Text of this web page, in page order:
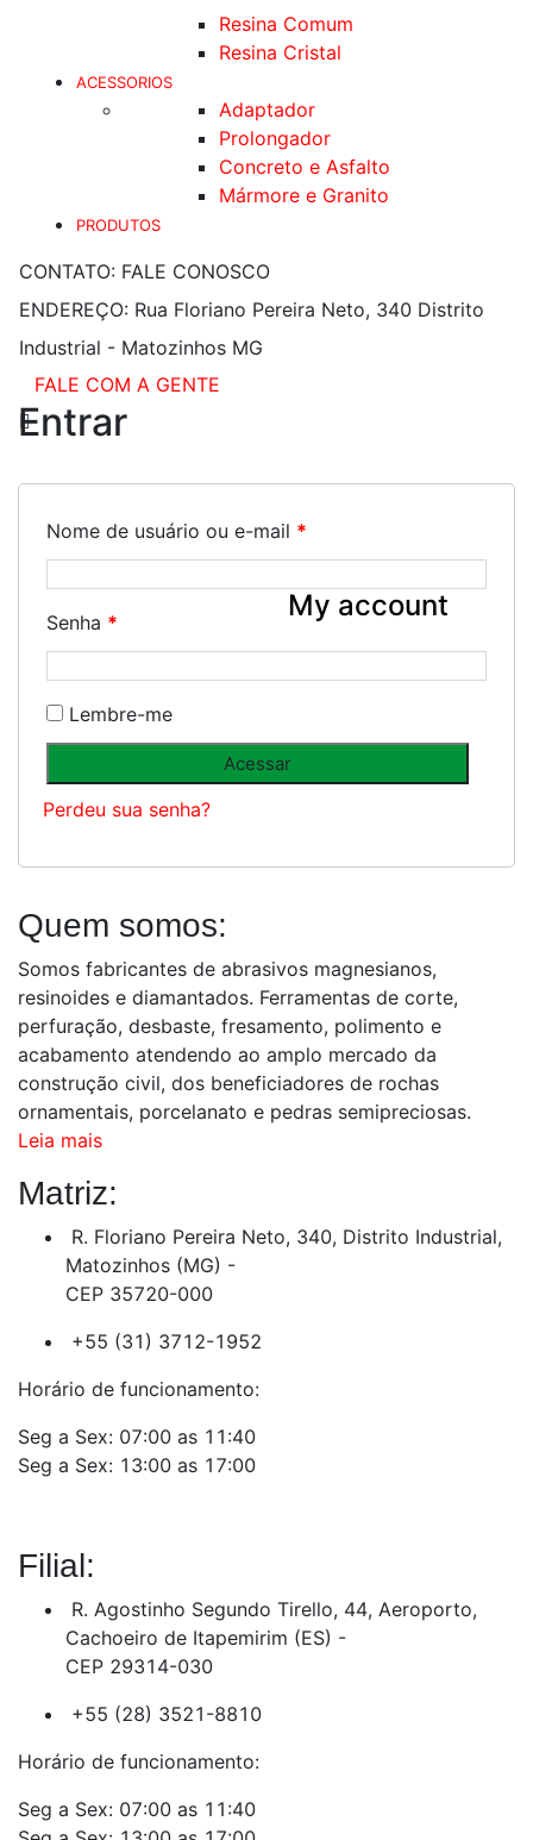
Resina Comum
Resina Cristal
ACESSORIOS
Adaptador
Prolongador
Concreto e Asfalto
Mármore e Granito
PRODUTOS
CONTATO: FALE CONOSCO
ENDEREÇO: Rua Floriano Pereira Neto, 340 Distrito
Industrial - Matozinhos MG
FALE COM A GENTE
My account
Entrar
Nome de usuário ou e-mail *
Senha *
Lembre-me
Acessar
Perdeu sua senha?
Quem somos:
Somos fabricantes de abrasivos magnesianos,
resinoides e diamantados. Ferramentas de corte,
perfuração, desbaste, fresamento, polimento e
acabamento atendendo ao amplo mercado da
construção civil, dos beneficiadores de rochas
ornamentais, porcelanato e pedras semipreciosas.
Leia mais
Matriz:
R. Floriano Pereira Neto, 340, Distrito Industrial,
Matozinhos (MG) -
CEP 35720-000
+55 (31) 3712-1952
Horário de funcionamento:
Seg a Sex: 07:00 as 11:40
Seg a Sex: 13:00 as 17:00
Filial:
R. Agostinho Segundo Tirello, 44, Aeroporto,
Cachoeiro de Itapemirim (ES) -
CEP 29314-030
+55 (28) 3521-8810
Horário de funcionamento:
Seg a Sex: 07:00 as 11:40